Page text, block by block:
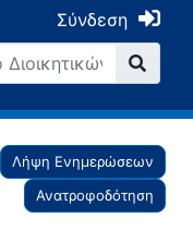
Σύνδεση
Λήψη Ενημερώσεων
Ανατροφοδότηση